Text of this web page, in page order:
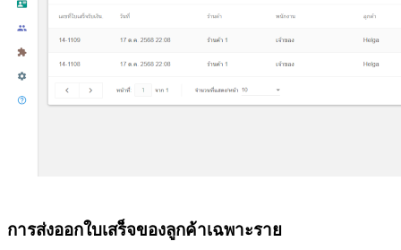
การส่งออกใบเสร็จของลูกค้าเฉพาะราย